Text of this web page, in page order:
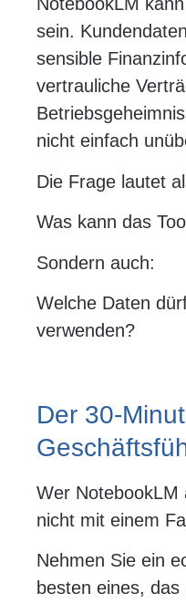
NotebookLM
sein.
sensible
vertrauliche
nicht einfach
Die Frage lautet
Was kann das
Sondern auch:
Welche Daten
verwenden?
Der 30-
Wer NotebookLM
nicht mit einem
Nehmen Sie ein
besten eines,